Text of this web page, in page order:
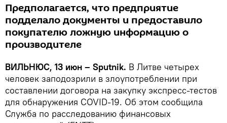
Предполагается, что предприятие
подделало документы и предоставило
покупателю ложную информацию о
производителе
ВИЛЬНЮС, 13 июн – Sputnik. В Литве четырех
человек заподозрили в злоупотреблении при
составлении договора на закупку экспресс-тестов
для обнаружения COVID-19. Об этом сообщила
Служба по расследованию финансовых